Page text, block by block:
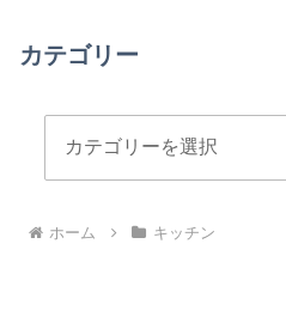
カテゴリー
ホーム キッチン